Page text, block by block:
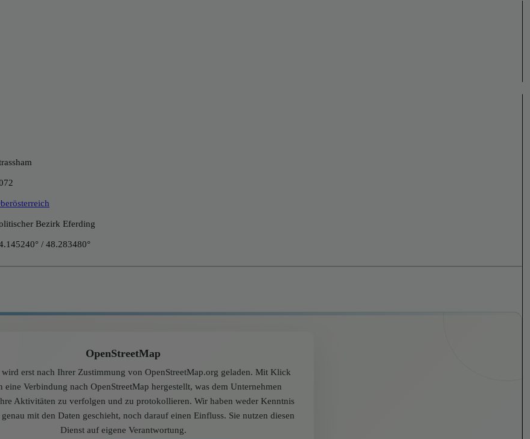
Bezirk Eferding
/ 48.283480°
OpenStreetMap
wird erst nach Ihrer Zustimmung von OpenStreetMap.org geladen. Mit Klick
eine Verbindung nach OpenStreetMap hergestellt, was dem Unternehmen
Aktivitäten zu verfolgen und zu protokollieren. Wir haben weder Kenntnis
mit den Daten geschieht, noch darauf einen Einfluss. Sie nutzen diesen
Dienst auf eigene Verantwortung.